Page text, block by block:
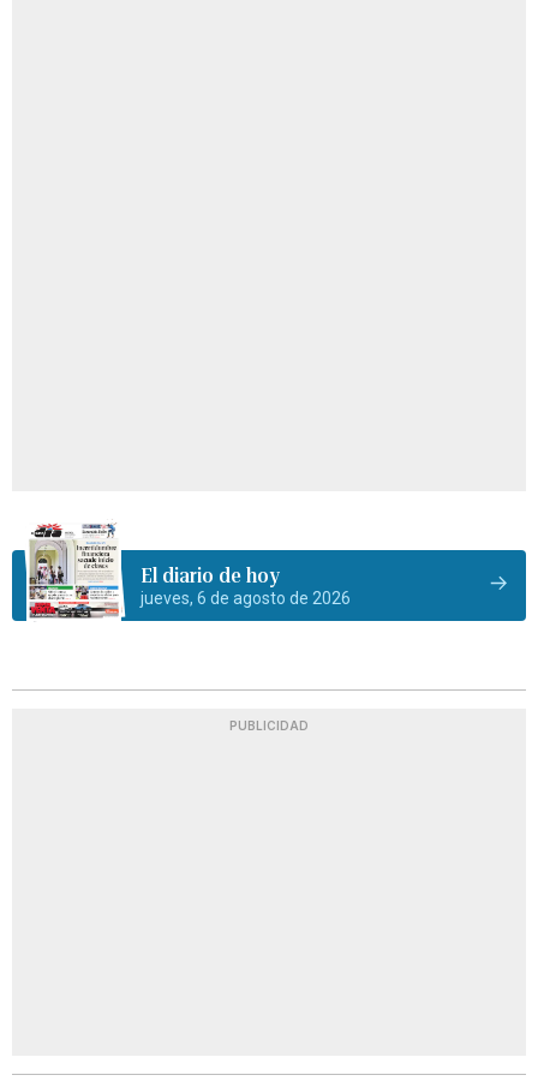
El diario de hoy
jueves, 6 de agosto de 2026
PUBLICIDAD